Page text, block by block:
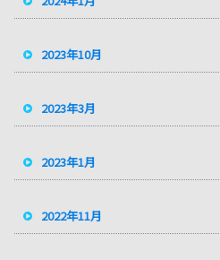
2023年10月
2023年3月
2023年1月
2022年11月